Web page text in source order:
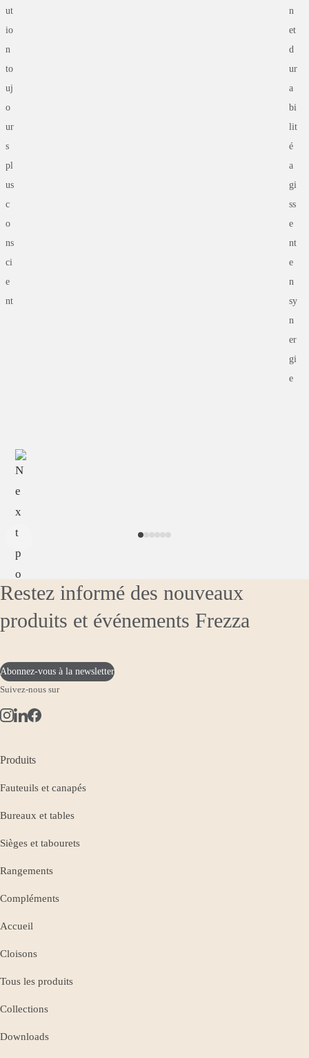
Restez informé des nouveaux
produits et événements Frezza
Abonnez-vous à la newsletter
Suivez-nous sur
Produits
Fauteuils et canapés
Bureaux et tables
Sièges et tabourets
Rangements
Compléments
Accueil
Cloisons
Tous les produits
Collections
Downloads